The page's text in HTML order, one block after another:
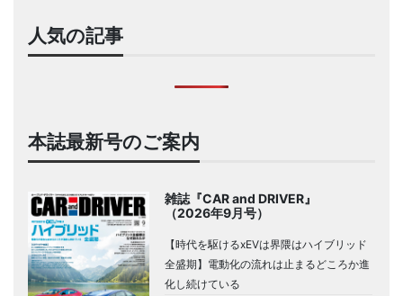
人気の記事
本誌最新号のご案内
雑誌『CAR and DRIVER』
（2026年9月号）
【時代を駆けるxEVは界隈はハイブリッド
全盛期】電動化の流れは止まるどころか進
化し続けている